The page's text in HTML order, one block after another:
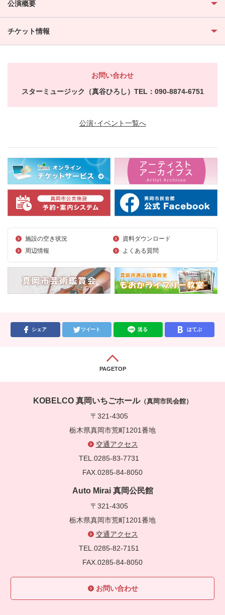
公演概要
チケット情報
お問い合わせ
スターミュージック（真谷ひろし）TEL：090-8874-6751
公演･イベント一覧へ
施設の空き状況
資料ダウンロード
周辺情報
よくある質問
シェア ツイート 送る はてぶ
PAGETOP
KOBELCO 真岡いちごホール（真岡市民会館）
〒321-4305
栃木県真岡市荒町1201番地
交通アクセス
TEL.0285-83-7731
FAX.0285-84-8050
Auto Mirai 真岡公民館
〒321-4305
栃木県真岡市荒町1201番地
交通アクセス
TEL.0285-82-7151
FAX.0285-84-8050
お問い合わせ